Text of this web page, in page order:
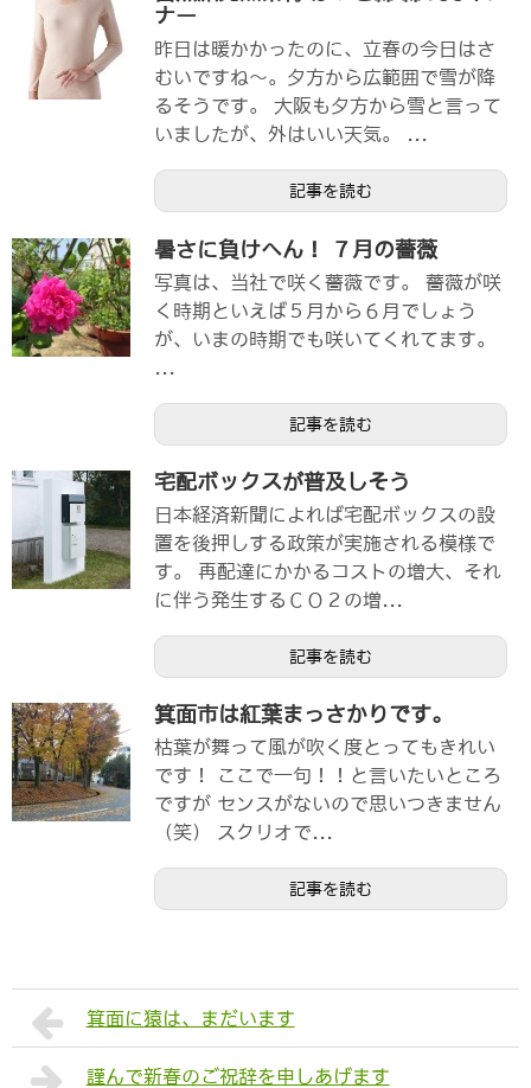
ナー
昨日は暖かかったのに、立春の今日はさ
むいですね～。夕方から広範囲で雪が降
るそうです。 大阪も夕方から雪と言って
いましたが、外はいい天気。 ...
記事を読む
暑さに負けへん！ ７月の薔薇
写真は、当社で咲く薔薇です。 薔薇が咲
く時期といえば５月から６月でしょう
が、いまの時期でも咲いてくれてます。
記事を読む
宅配ボックスが普及しそう
日本経済新聞によれば宅配ボックスの設
置を後押しする政策が実施される模様で
す。 再配達にかかるコストの増大、それ
に伴う発生するＣＯ２の増...
記事を読む
箕面市は紅葉まっさかりです。
枯葉が舞って風が吹く度とってもきれい
です！ ここで一句！！と言いたいところ
ですが センスがないので思いつきません
（笑） スクリオで...
記事を読む
箕面に猿は、まだいます
謹んで新春のご祝辞を申しあげます